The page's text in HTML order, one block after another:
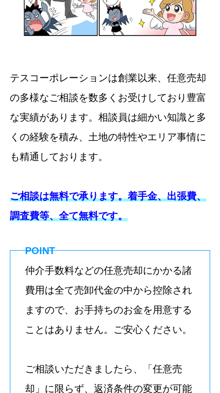
テスコーポレーションは創業以来、任意売却
の多様なご相談を数多くお受けしており豊富
な実績があります。相談員は細かい知識と多
くの経験を積み、土地の特性やエリア事情に
も精通しております。
ご相談は無料で承ります。着手金、出張費、
調査費等、全て無料です。
POINT
仲介手数料などの任意売却にかかる諸
費用は全て売卸代金の中から控除され
ますので、お手持ちのお金を用意する
ことはありません。ご安心ください。
ご相談いただきましたら、「任意売
却」に限らず、返済条件の変更が可能